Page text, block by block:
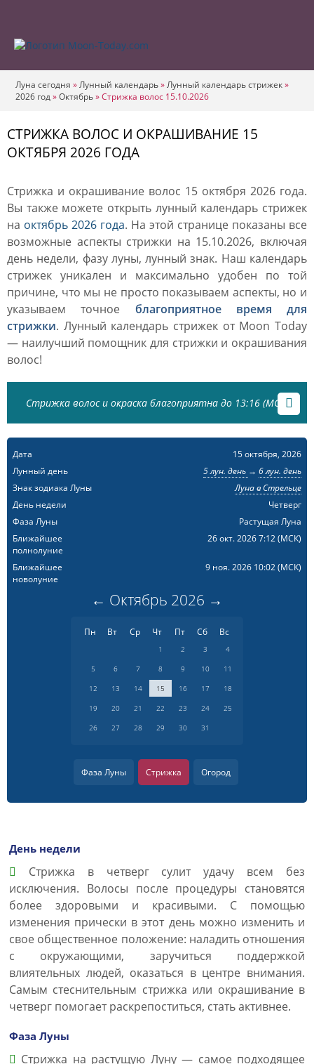
Луна сегодня »Лунный календарь»Лунный календарь стрижек»
2026 год»Октябрь»Стрижка волос 15.10.2026
СТРИЖКА ВОЛОС И ОКРАШИВАНИЕ 15
ОКТЯБРЯ 2026 ГОДА
Стрижка и окрашивание волос 15 октября 2026 года.
Вы также можете открыть лунный календарь стрижек
на октябрь 2026 года. На этой странице показаны все
возможные аспекты стрижки на 15.10.2026, включая
день недели, фазу луны, лунный знак. Наш календарь
стрижек уникален и максимально удобен по той
причине, что мы не просто показываем аспекты, но и
указываем точное благоприятное время для
стрижки. Лунный календарь стрижек от Moon Today
— наилучший помощник для стрижки и окрашивания
волос!
Стрижка волос и окраска благоприятна до 13:16 (МСК)
Дата
15 октября, 2026
Лунный день
5 лун. день → 6 лун. день
Знак зодиака Луны
Луна в Стрельце
День недели
Четверг
Фаза Луны
Растущая Луна
Ближайшее
полнолуние
26 окт. 2026 7:12(МСК)
Ближайшее
новолуние
9 ноя. 2026 10:02(МСК)
← Октябрь 2026 →
Пн Вт Ср Чт Пт Сб Вс
1 2 3
4
5
6 7 8 9 10
11
12
13 14 15 16 17
18
19
20 21 22 23 24
25
26
27 28 29 30 31
Фаза Луны Стрижка Огород
День недели
Cтрижка в четверг сулит удачу всем без
исключения. Волосы после процедуры становятся
более здоровыми и красивыми. С помощью
изменения прически в этот день можно изменить и
свое общественное положение: наладить отношения
с окружающими, заручиться поддержкой
влиятельных людей, оказаться в центре внимания.
Самым стеснительным стрижка или окрашивание в
четверг помогает раскрепоститься, стать активнее.
Фаза Луны
Стрижка на растущую Луну — самое подходящее